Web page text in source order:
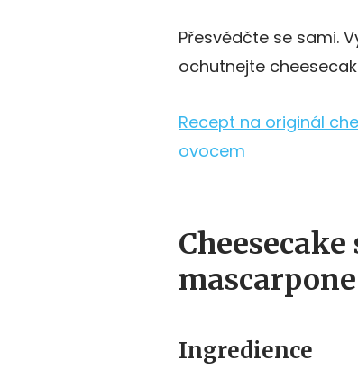
Přesvědčte se sami.
ochutnejte
Recept na originál
ovocem
mascarpone
Ingredience